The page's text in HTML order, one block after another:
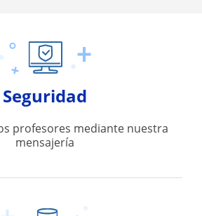
Seguridad
profesores mediante nuestra
mensajería